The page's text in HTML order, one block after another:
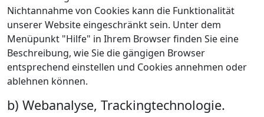
Nichtannahme von Cookies kann die Funktionalität
unserer Website eingeschränkt sein. Unter dem
Menüpunkt "Hilfe" in Ihrem Browser finden Sie eine
Beschreibung, wie Sie die gängigen Browser
entsprechend einstellen und Cookies annehmen oder
ablehnen können.
b) Webanalyse, Trackingtechnologie.